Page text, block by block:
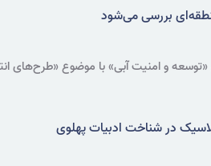
بررسی می‌شود
در شناخت ادبیات پهلوی